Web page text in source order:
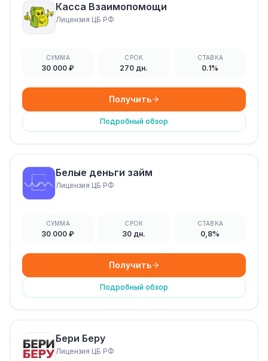
Касса Взаимопомощи
Лицензия ЦБ РФ
СУММА
30 000 ₽
СРОК
270 дн.
СТАВКА
0.1%
Получить
Подробный обзор
Белые деньги займ
Лицензия ЦБ РФ
СУММА
30 000 ₽
СРОК
30 дн.
СТАВКА
0,8%
Получить
Подробный обзор
Бери Беру
Лицензия ЦБ РФ